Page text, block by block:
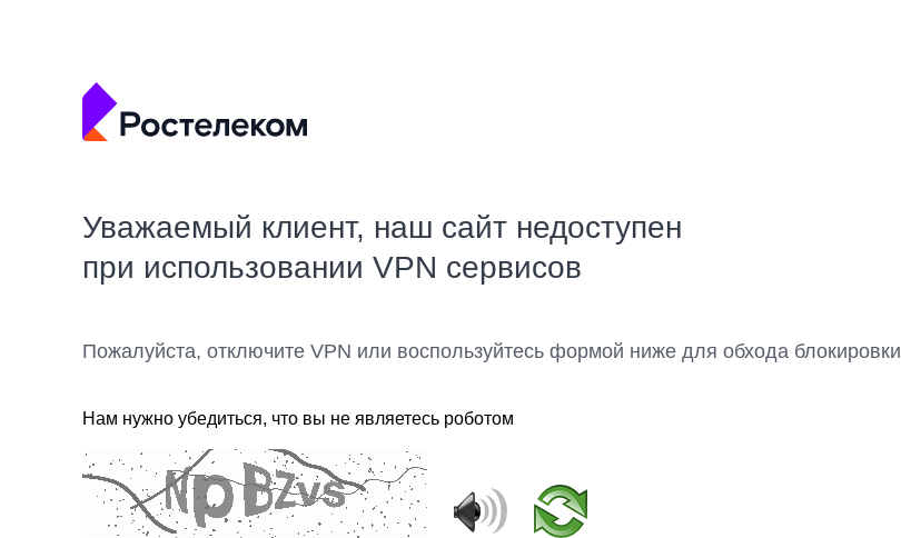
Уважаемый клиент, наш сайт недоступен
при использовании VPN сервисов
Пожалуйста, отключите VPN или воспользуйтесь формой ниже для обхода блокировки
Нам нужно убедиться, что вы не являетесь роботом